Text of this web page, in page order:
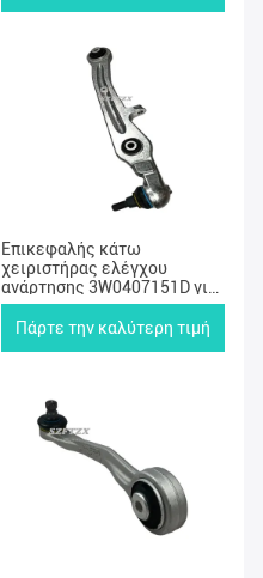
Επικεφαλής κάτω
χειριστήρας ελέγχου
ανάρτησης 3W0407151D για
Bentley Continental GT 2012-
2019
Πάρτε την καλύτερη τιμή